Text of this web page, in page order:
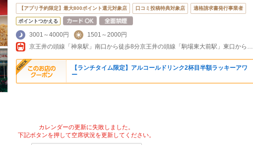
【アプリ予約限定】最大800ポイント還元対象店 口コミ投稿特典対象店 適格請求書発行事業者
ポイントつかえる
3001～4000円
1501～2000円
京王井の頭線「神泉駅」南口から徒歩8分京王井の頭線「駒場東大前駅」東口から徒歩10分松見坂下バス停から徒歩1分
【ランチタイム限定】アルコールドリンク2杯目半額ラッキーアワ
ー
カレンダーの更新に失敗しました。
下記ボタンを押して空席状況を更新してください。